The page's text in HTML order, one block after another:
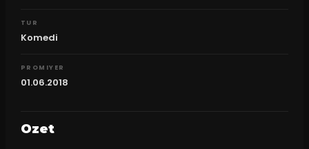
TUR
Komedi
PROMIYER
01.06.2018
Ozet